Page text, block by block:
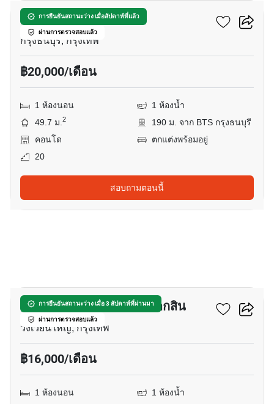
การยืนยันสถานะว่าง เมื่อสัปดาห์ที่แล้ว
ผ่านการตรวจสอบแล้ว
วิลล่า สาทร
กรุงธนบุรี, กรุงเทพ
฿20,000/เดือน
1 ห้องนอน
1 ห้องน้ำ
49.7 ม.2
190 ม. จาก BTS กรุงธนบุรี
คอนโด
ตกแต่งพร้อมอยู่
20
สอบถามตอนนี้
การยืนยันสถานะว่าง เมื่อ 3 สัปดาห์ที่ผ่านมา
ผ่านการตรวจสอบแล้ว
เดอะ วีว่า คอนโด สาทร-ตากสิน
วงเวียนใหญ่, กรุงเทพ
฿16,000/เดือน
1 ห้องนอน 1 ห้องน้ำ